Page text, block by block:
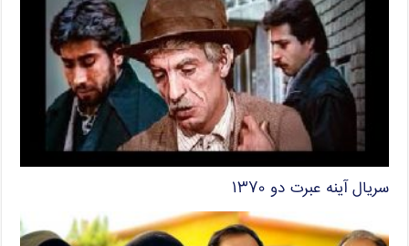
سریال آینه عبرت دو ۱۳۷۰